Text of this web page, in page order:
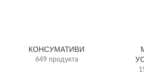
КОНСУМАТИВИ
649 продукта